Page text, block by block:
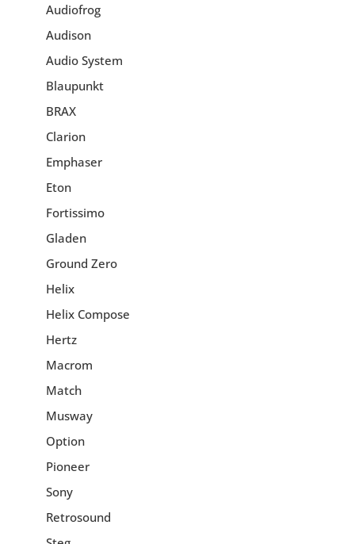
Audiofrog
Audison
Audio System
Blaupunkt
BRAX
Clarion
Emphaser
Eton
Fortissimo
Gladen
Ground Zero
Helix
Helix Compose
Hertz
Macrom
Match
Musway
Option
Pioneer
Sony
Retrosound